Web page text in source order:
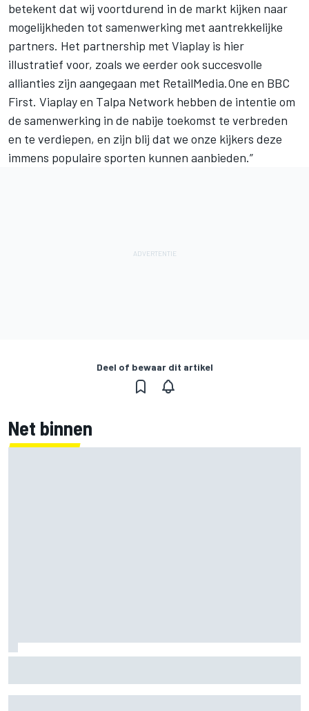
betekent dat wij voortdurend in de markt kijken naar
mogelijkheden tot samenwerking met aantrekkelijke
partners. Het partnership met Viaplay is hier
illustratief voor, zoals we eerder ook succesvolle
allianties zijn aangegaan met RetailMedia.One en BBC
First. Viaplay en Talpa Network hebben de intentie om
de samenwerking in de nabije toekomst te verbreden
en te verdiepen, en zijn blij dat we onze kijkers deze
immens populaire sporten kunnen aanbieden.”
Deel of bewaar dit artikel
Net binnen